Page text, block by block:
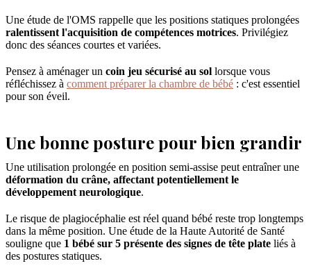
Une étude de l'OMS rappelle que les positions statiques prolongées
ralentissent l'acquisition de compétences motrices. Privilégiez
donc des séances courtes et variées.
Pensez à aménager un coin jeu sécurisé au sol lorsque vous
réfléchissez à comment préparer la chambre de bébé : c'est essentiel
pour son éveil.
Une bonne posture pour bien grandir
Une utilisation prolongée en position semi-assise peut entraîner une
déformation du crâne, affectant potentiellement le
développement neurologique.
Le risque de plagiocéphalie est réel quand bébé reste trop longtemps
dans la même position. Une étude de la Haute Autorité de Santé
souligne que 1 bébé sur 5 présente des signes de tête plate liés à
des postures statiques.